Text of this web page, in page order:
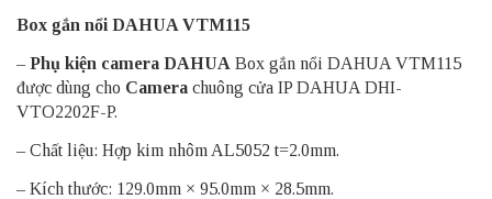
Box gắn nổi DAHUA VTM115
– Phụ kiện camera DAHUA Box gắn nổi DAHUA VTM115
được dùng cho Camera chuông cửa IP DAHUA DHI-
VTO2202F-P.
– Chất liệu: Hợp kim nhôm AL5052 t=2.0mm.
– Kích thước: 129.0mm × 95.0mm × 28.5mm.